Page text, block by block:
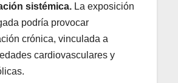
sistémica. La exposición
podría provocar
crónica, vinculada a
cardiovasculares y